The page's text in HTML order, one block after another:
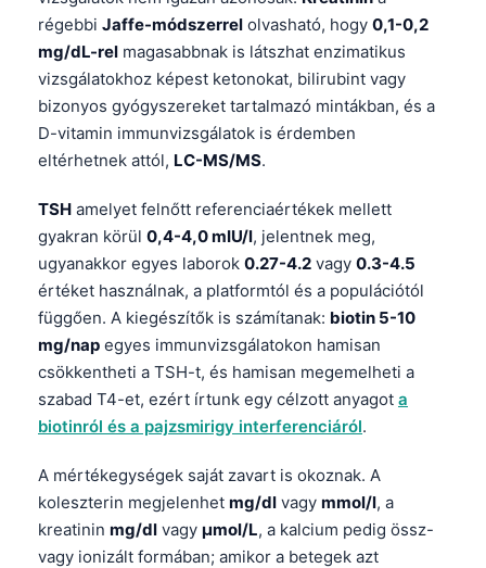
régebbi Jaffe-módszerrel olvasható, hogy 0,1-0,2
mg/dL-rel magasabbnak is látszhat enzimatikus
vizsgálatokhoz képest ketonokat, bilirubint vagy
bizonyos gyógyszereket tartalmazó mintákban, és a
D-vitamin immunvizsgálatok is érdemben
eltérhetnek attól, LC-MS/MS.
TSH amelyet felnőtt referenciaértékek mellett
gyakran körül 0,4-4,0 mIU/l, jelentnek meg,
ugyanakkor egyes laborok 0.27-4.2 vagy 0.3-4.5
értéket használnak, a platformtól és a populációtól
függően. A kiegészítők is számítanak: biotin 5-10
mg/nap egyes immunvizsgálatokon hamisan
csökkentheti a TSH-t, és hamisan megemelheti a
szabad T4-et, ezért írtunk egy célzott anyagot a
biotinról és a pajzsmirigy interferenciáról.
A mértékegységek saját zavart is okoznak. A
koleszterin megjelenhet mg/dl vagy mmol/l, a
kreatinin mg/dl vagy µmol/L, a kalcium pedig össz-
vagy ionizált formában; amikor a betegek azt